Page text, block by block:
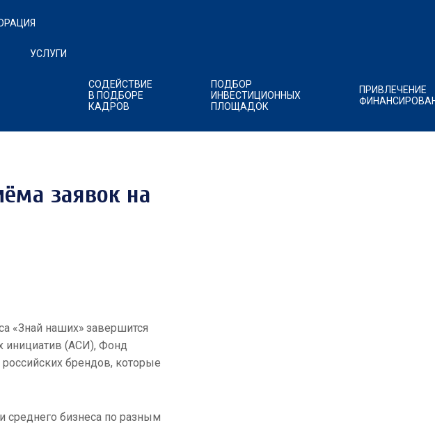
УСЛУГИ
CОДЕЙСТВИЕ
В ПОДБОРЕ
КАДРОВ
ПОДБОР
ИНВЕСТИЦИОННЫХ
ПЛОЩАДОК
ПРИВЛЕЧЕНИЕ
заявок на
«Знай наших» завершится
инициатив (АСИ), Фонд
брендов, которые
среднего бизнеса по разным